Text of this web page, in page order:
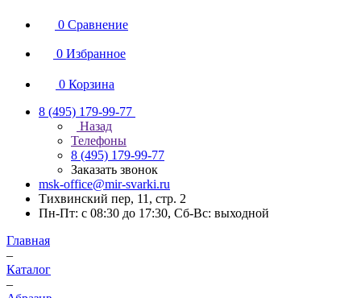
0 Сравнение
0 Избранное
0 Корзина
8 (495) 179-99-77
Назад
Телефоны
8 (495) 179-99-77
Заказать звонок
msk-office@mir-svarki.ru
Тихвинский пер, 11, стр. 2
Пн-Пт: с 08:30 до 17:30, Сб-Вс: выходной
Главная
–
Каталог
–